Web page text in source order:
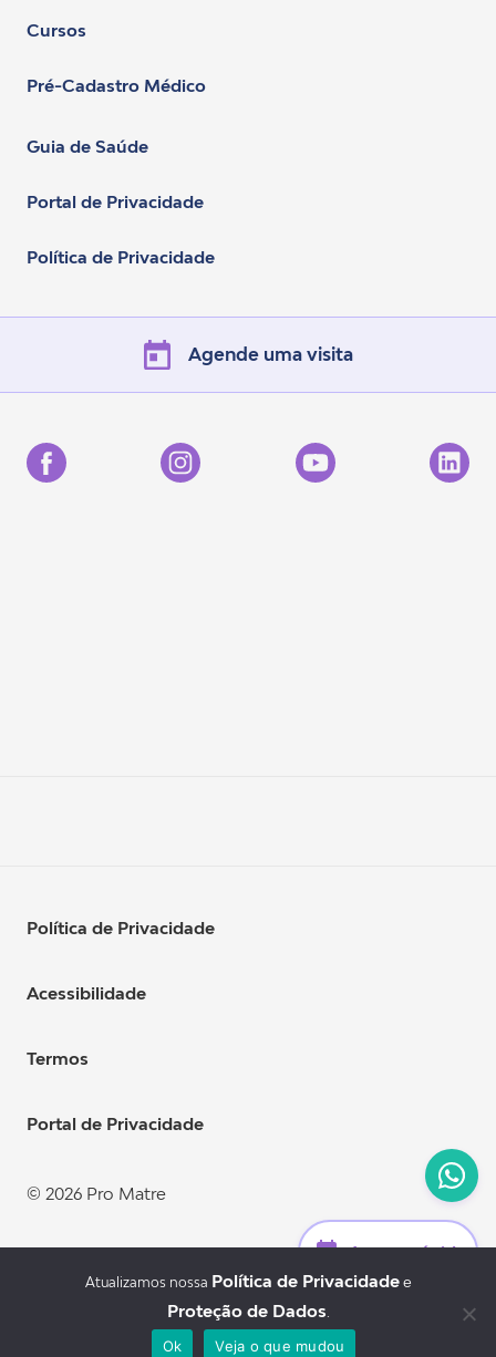
Cursos
Pré-Cadastro Médico
Guia de Saúde
Portal de Privacidade
Política de Privacidade
Agende uma visita
© 2026 Pro Matre
Política de Privacidade
Acessibilidade
Termos
Portal de Privacidade
Dr. Eduardo Cordioli.
Acesso rápido
Atualizamos nossa Política de Privacidadee
Proteção de Dados
Ok
Veja o que mudou